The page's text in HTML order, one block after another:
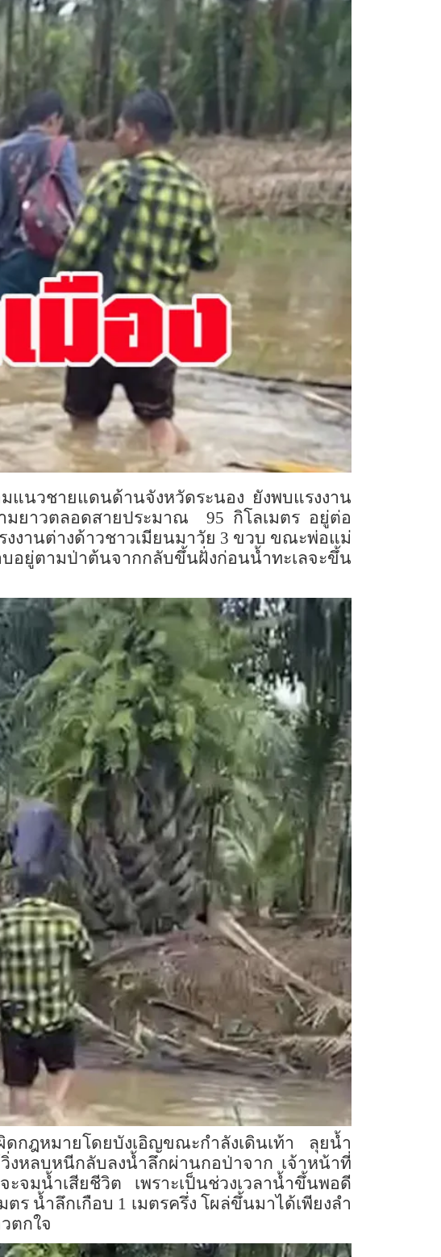
แนวชายแดนด้านจังหวัดระนอง ยังพบแรงงาน
มยาวตลอดสายประมาณ 95 กิโลเมตร อยู่ต่อ
งงานต่างด้าวชาวเมียนมาวัย 3 ขวบ ขณะพ่อแม่
อยู่ตามป่าต้นจากกลับขึ้นฝั่งก่อนน้ำทะเลจะขึ้น
ดกฎหมายโดยบังเอิญขณะกำลังเดินเท้า ลุยน้ำ
หลบหนีกลับลงน้ำลึกผ่านกอป่าจาก เจ้าหน้าที่
จมน้ำเสียชีวิต เพราะเป็นช่วงเวลาน้ำขึ้นพอดี
น้ำลึกเกือบ 1 เมตรครึ่ง โผล่ขึ้นมาได้เพียงลำ
ตกใจ